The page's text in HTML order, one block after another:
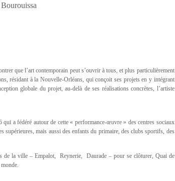
que l’art contemporain peut s’ouvrir à tous, et plus particulièrement
résidant à la Nouvelle-Orléans, qui conçoit ses projets en y intégrant
globale du projet, au-delà de ses réalisations concrètes, l’artiste
a fédéré autour de cette « performance-œuvre » des centres sociaux
supérieures, mais aussi des enfants du primaire, des clubs sportifs, des
de la ville – Empalot, Reynerie, Daurade – pour se clôturer, Quai de